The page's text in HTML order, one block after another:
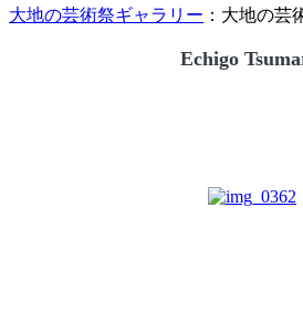
大地の芸術祭ギャラリー ：大地の芸
Echigo